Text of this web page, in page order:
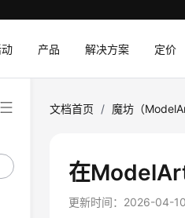
产品 解决方案 定价
文档首页 / 魔坊（
在
更新时间： 2026-04-